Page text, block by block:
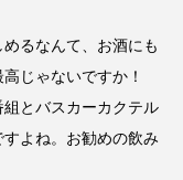
るなんて、お酒にも
じゃないですか！
とバスカーカクテル
よね。お勧めの飲み